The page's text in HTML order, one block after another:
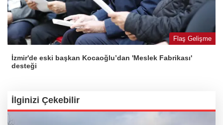
Flaş Gelişme
İzmir'de eski başkan Kocaoğlu’dan 'Meslek Fabrikası'
desteği
İlginizi Çekebilir